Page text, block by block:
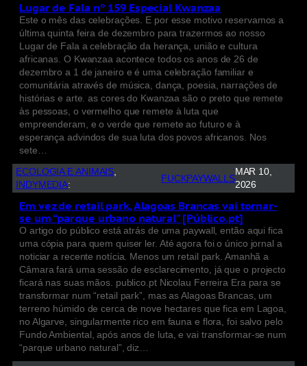
Lugar de Fala nº 159 Especial Kwanzaa
Este o mês das celebrações. E por esse motivo reservamos a
última quinta feira de dezembro para trazermos ao nosso
Lugar de Fala a celebração da herança, união e cultura
africanas. O Kwanzaa acontece todos os anos de 26 de
dezembro a 1 de janeiro e é uma celebração familiar e
comunitária através de música, dança, poesia, narrações de
histórias e arte. as cores do Kwanzaa são o preto que remete
às pessoas, o vermelho que remete à luta que
empreenderam, e o verde que remete ao futuro e à
esperança advindos de sua luta dos povos africanos. Nos
sete…
ECOLOGIA E ANIMAIS
INDYMEDIA:
FUCKPAYWALLS
MAR 10,
2026
Em vez de retail park, Alagoas Brancas vai tornar-
se um “parque urbano natural” [Público.pt]
O artigo do público está atrás de uma paywall, então aqui fica
uma cópia para quem quiser ler. Até agora foi o único jornal a
noticiar a recente notícia. Menos um retail park. Amanhã a
Câmara fará uma sessão de esclarecimento, já que o projecto
ficará nas suas mãos. publico.pt Nicolau Ferreira Era para se
transformar num “retail park”, mas as Alagoas Brancas, um
terreno húmido de cerca de nove hectares que fica em Lagoa,
no Algarve, singularmente rico em fauna e flora, foi salvo pelo
Fundo Ambiental, após anos de luta, e vai transformar-se num
“parque urbano natural”, diz…